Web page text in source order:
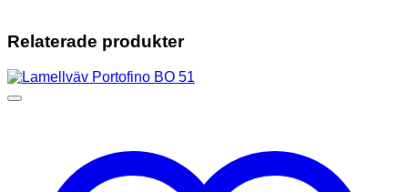
Relaterade produkter